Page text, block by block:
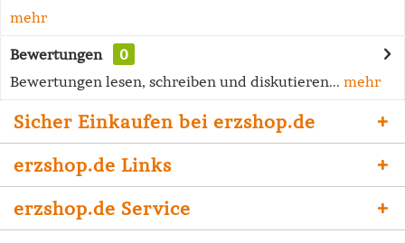
mehr
Bewertungen
0
Bewertungen lesen, schreiben und diskutieren... mehr
Sicher Einkaufen bei erzshop.de
erzshop.de Links
erzshop.de Service